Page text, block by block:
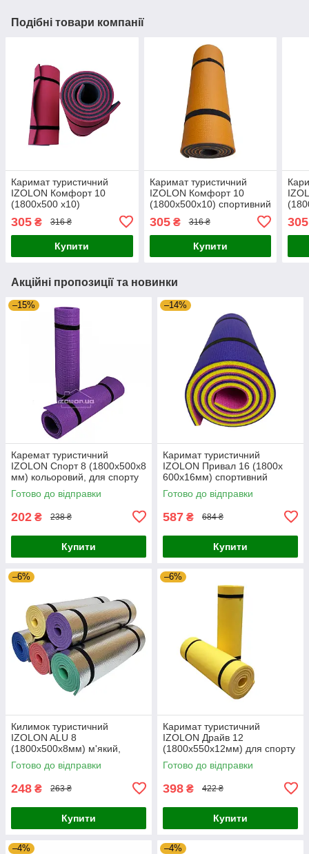
Подібні товари компанії
Каримат туристичний
IZOLON Комфорт 10
(1800х500 х10)
спортивний двошаровий,
для туризма Червоно-
сірий
305 ₴ 316 ₴
Купити
Каримат туристичний
IZOLON Комфорт 10
(1800х500х10) спортивний
двошаровий, для туризма
Помаранчево-сірий
305₴ 316 ₴
Купити
для
305
Акційні пропозиції та новинки
–15%
Каремат туристичний
IZOLON Спорт 8 (1800х500х8
мм) кольоровий, для спорту
та відпочинку, похідний
м'який у намет
Готово до відправки
202 ₴ 238 ₴
Купити
–14%
Каримат туристичний
IZOLON Привал 16 (1800х
600х16мм) спортивний
двошаровий кольоровий для
туризма та відпочинку
Готово до відправки
587 ₴ 684 ₴
Купити
–6%
Килимок туристичний
IZOLON ALU 8
(1800х500х8мм) м'який,
кольоровий, похідний,
ламінований, в намет
Готово до відправки
248 ₴ 263 ₴
Купити
–6%
Каримат туристичний
IZOLON Драйв 12
(1800х550х12мм) для спорту
та відпочинку похідний
м'який до намету
Готово до відправки
398 ₴ 422 ₴
Купити
–4% –4%